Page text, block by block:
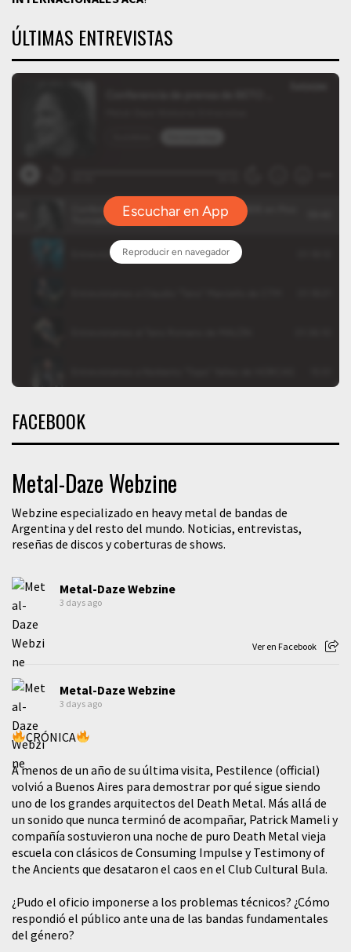
ÚLTIMAS ENTREVISTAS
FACEBOOK
Metal-Daze Webzine
Webzine especializado en heavy metal de bandas de
Argentina y del resto del mundo. Noticias, entrevistas,
reseñas de discos y coberturas de shows.
Metal-Daze Webzine
3 days ago
Ver en Facebook
Metal-Daze Webzine
3 days ago
CRÓNICA
A menos de un año de su última visita, Pestilence (official)
volvió a Buenos Aires para demostrar por qué sigue siendo
uno de los grandes arquitectos del Death Metal. Más allá de
un sonido que nunca terminó de acompañar, Patrick Mameli y
compañía sostuvieron una noche de puro Death Metal vieja
escuela con clásicos de Consuming Impulse y Testimony of
the Ancients que desataron el caos en el Club Cultural Bula.
¿Pudo el oficio imponerse a los problemas técnicos? ¿Cómo
respondió el público ante una de las bandas fundamentales
del género?